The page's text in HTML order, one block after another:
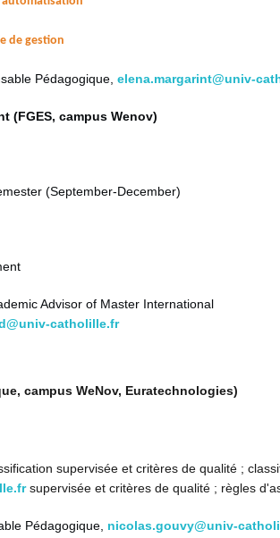
de gestion
Pédagogique, elena.margarint@univ-
(FGES, campus Wenov)
(September-December)
Advisor of Master International
catholille.fr
campus WeNov, Euratechnologies)
supervisée et critères de qualité ;
supervisée et critères de qualité ; règles
Pédagogique, nicolas.gouvy@univ-